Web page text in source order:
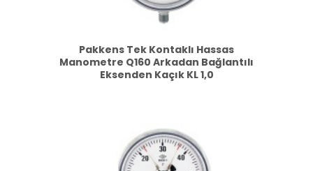
Pakkens Tek Kontaklı Hassas
Manometre Q160 Arkadan Bağlantılı
Eksenden Kaçık KL 1,0